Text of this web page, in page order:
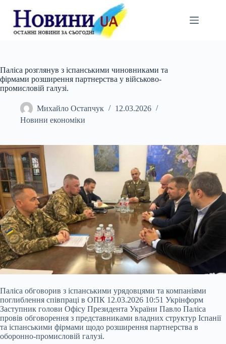
вмісту
Паліса розглянув з іспанськими чиновниками та
фірмами розширення партнерства у військово-
промисловій галузі.
Михайло Остапчук
12.03.2026
Новини економіки
Паліса обговорив з іспанськими урядовцями та компаніями
поглиблення співпраці в ОПК 12.03.2026 10:51 Укрінформ
Заступник голови Офісу Президента України Павло Паліса
провів обговорення з представниками владних структур Іспанії
та іспанськими фірмами щодо розширення партнерства в
оборонно-промисловій галузі.